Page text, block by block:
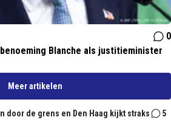
0
Blanche als justitieminister
Meer artikelen
door de grens en Den Haag kijkt straks
5